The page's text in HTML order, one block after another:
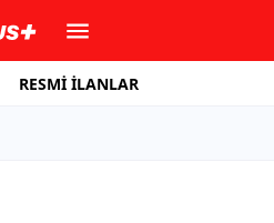
RESMİ İLANLAR